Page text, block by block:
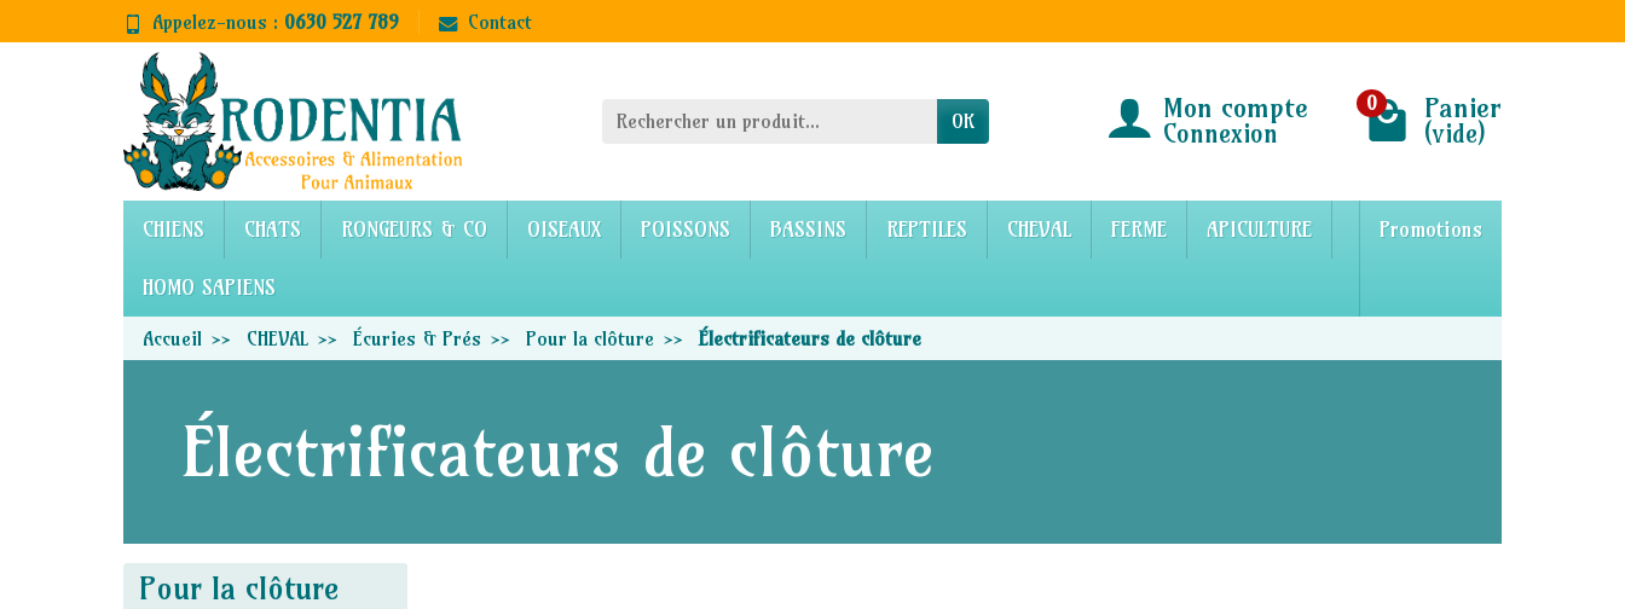
Appelez-nous : 0630 527 789 Contact
OK Mon compte
Connexion
0 Panier
(vide)
CHIENS CHATS RONGEURS & CO OISEAUX POISSONS BASSINS REPTILES CHEVAL FERME APICULTURE
HOMO SAPIENS
Promotions
Accueil CHEVAL Écuries & Prés Pour la clôture Électrificateurs de clôture
Électrificateurs de clôture
Pour la clôture